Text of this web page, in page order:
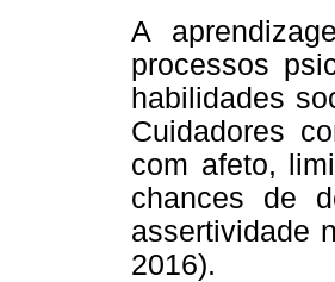
A
processos
habilidades
Cuidadores
com afeto,
chances de
assertividade
2016).